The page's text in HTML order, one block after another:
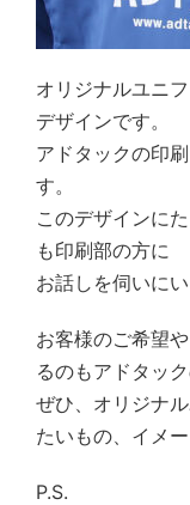
オリジナルユニ
デザインです。
アドタックの印
す。
このデザインに
も印刷部の方に
お話しを伺いに
お客様のご希望
るのもアドタック
ぜひ、オリジナ
たいもの、イメ
P.S.